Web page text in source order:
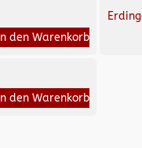
In den Warenkorb
In den Warenkorb